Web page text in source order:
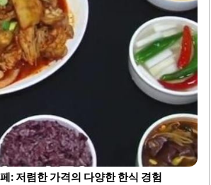
: 저렴한 가격의 다양한 한식 경험